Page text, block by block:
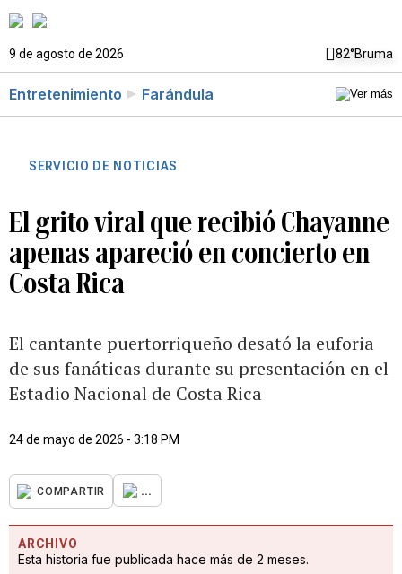
9 de agosto de 2026 82°Bruma
Entretenimiento Farándula
SERVICIO DE NOTICIAS
El grito viral que recibió Chayanne
apenas apareció en concierto en
Costa Rica
El cantante puertorriqueño desató la euforia
de sus fanáticas durante su presentación en el
Estadio Nacional de Costa Rica
24 de mayo de 2026 - 3:18 PM
COMPARTIR ...
ARCHIVO
Esta historia fue publicada hace más de 2 meses.